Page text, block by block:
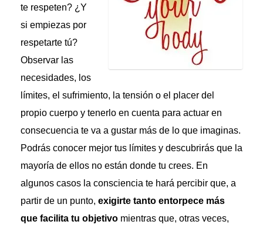
te respeten? ¿Y
si empiezas por
respetarte tú?
Observar las
necesidades, los
límites, el sufrimiento, la tensión o el placer del
propio cuerpo y tenerlo en cuenta para actuar en
consecuencia te va a gustar más de lo que imaginas.
Podrás conocer mejor tus límites y descubrirás que la
mayoría de ellos no están donde tu crees. En
algunos casos la consciencia te hará percibir que, a
partir de un punto, exigirte tanto entorpece más
que facilita tu objetivo mientras que, otras veces,